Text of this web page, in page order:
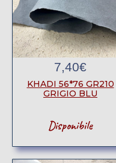
7,40€
KHADI 56*76 GR210
GRIGIO BLU
Disponibile